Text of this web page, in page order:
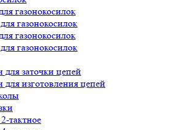
газонокосилок
газонокосилок
газонокосилок
газонокосилок
для заточки цепей
для изготовления цепей
тактное